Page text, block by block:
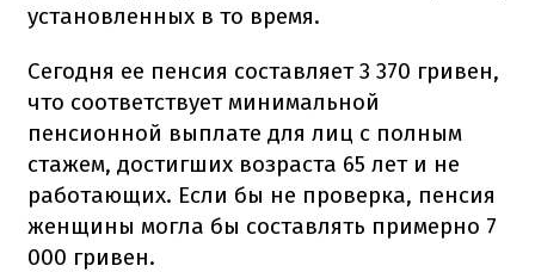
установленных в то время.
Сегодня ее пенсия составляет 3 370 гривен,
что соответствует минимальной
пенсионной выплате для лиц с полным
стажем, достигших возраста 65 лет и не
работающих. Если бы не проверка, пенсия
женщины могла бы составлять примерно 7
000 гривен.